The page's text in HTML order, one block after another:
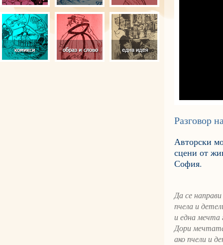
Разговор
Авторски
сцени от
София.
Да се
пчела и
и една мечта
Дори
ако пчели и